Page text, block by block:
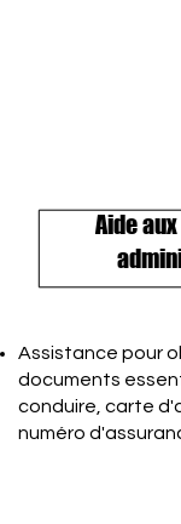
Aide
Assistance pour
documents
conduire, carte
numéro